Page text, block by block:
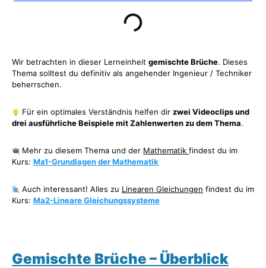
Wir betrachten in dieser Lerneinheit gemischte Brüche. Dieses
Thema solltest du definitiv als angehender Ingenieur / Techniker
beherrschen.
Für ein optimales Verständnis helfen dir zwei Videoclips und
drei ausführliche Beispiele mit Zahlenwerten zu dem Thema.
Mehr zu diesem Thema und der Mathematik findest du im
Kurs: Ma1-Grundlagen der Mathematik
Auch interessant! Alles zu Linearen Gleichungen findest du im
Kurs: Ma2-Lineare Gleichungssysteme
Gemischte Brüche – Überblick